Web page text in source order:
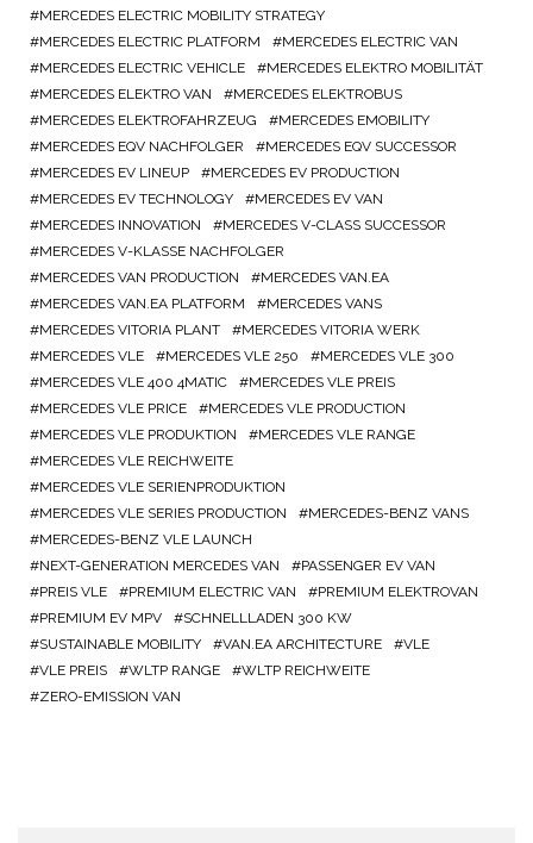
MERCEDES ELECTRIC MOBILITY STRATEGY
MERCEDES ELECTRIC PLATFORM
MERCEDES ELECTRIC VAN
MERCEDES ELECTRIC VEHICLE
MERCEDES ELEKTRO MOBILITÄT
MERCEDES ELEKTRO VAN
MERCEDES ELEKTROBUS
MERCEDES ELEKTROFAHRZEUG
MERCEDES EMOBILITY
MERCEDES EQV NACHFOLGER
MERCEDES EQV SUCCESSOR
MERCEDES EV LINEUP
MERCEDES EV PRODUCTION
MERCEDES EV TECHNOLOGY
MERCEDES EV VAN
MERCEDES INNOVATION
MERCEDES V-CLASS SUCCESSOR
MERCEDES V-KLASSE NACHFOLGER
MERCEDES VAN PRODUCTION
MERCEDES VAN.EA
MERCEDES VAN.EA PLATFORM
MERCEDES VANS
MERCEDES VITORIA PLANT
MERCEDES VITORIA WERK
MERCEDES VLE
MERCEDES VLE 250
MERCEDES VLE 300
MERCEDES VLE 400 4MATIC
MERCEDES VLE PREIS
MERCEDES VLE PRICE
MERCEDES VLE PRODUCTION
MERCEDES VLE PRODUKTION
MERCEDES VLE RANGE
MERCEDES VLE REICHWEITE
MERCEDES VLE SERIENPRODUKTION
MERCEDES VLE SERIES PRODUCTION
MERCEDES-BENZ VANS
MERCEDES-BENZ VLE LAUNCH
NEXT-GENERATION MERCEDES VAN
PASSENGER EV VAN
PREIS VLE
PREMIUM ELECTRIC VAN
PREMIUM ELEKTROVAN
PREMIUM EV MPV
SCHNELLLADEN 300 KW
SUSTAINABLE MOBILITY
VAN.EA ARCHITECTURE
VLE
VLE PREIS
WLTP RANGE
WLTP REICHWEITE
ZERO-EMISSION VAN